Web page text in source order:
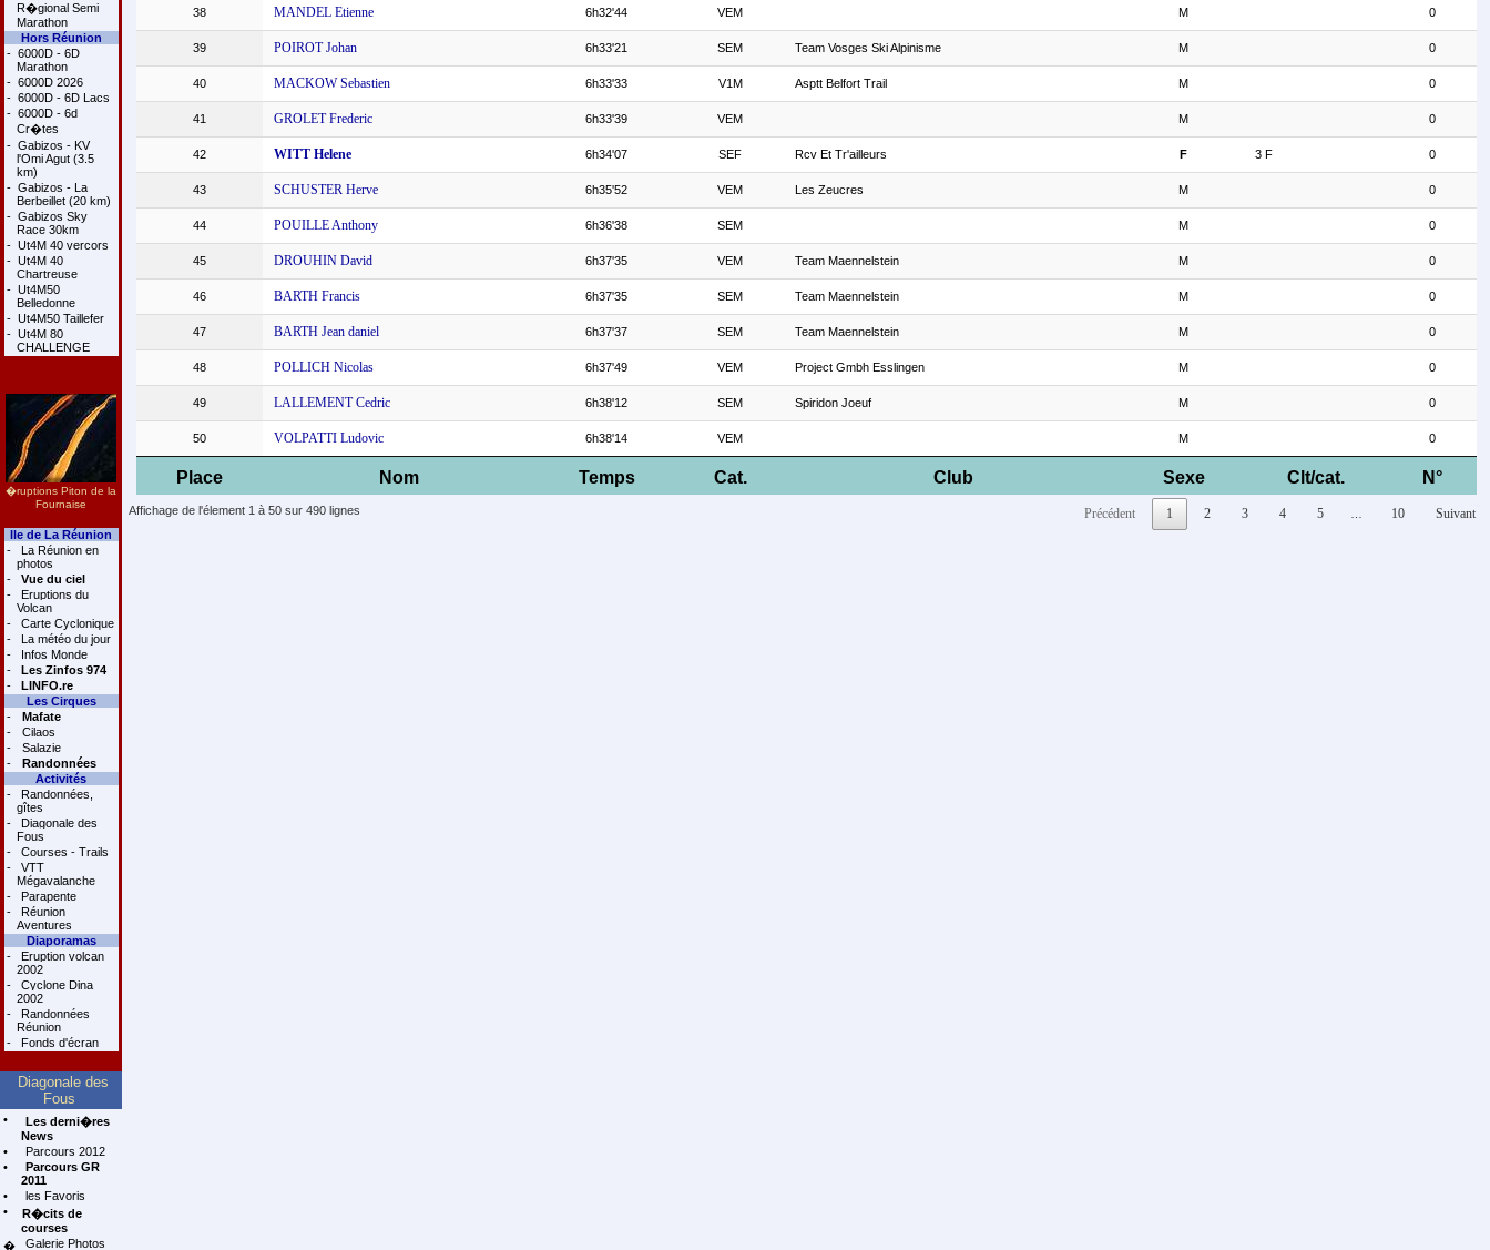
R�gional Semi
Marathon
Hors Réunion
- 6000D - 6D
Marathon
- 6000D 2026
- 6000D - 6D Lacs
- 6000D - 6d
Cr�tes
- Gabizos - KV
l'Omi Agut (3.5
km)
- Gabizos - La
Berbeillet (20 km)
- Gabizos Sky
Race 30km
- Ut4M 40 vercors
- Ut4M 40
Chartreuse
- Ut4M50
Belledonne
- Ut4M50 Taillefer
- Ut4M 80
CHALLENGE
�ruptions Piton de la
Fournaise
Ile de La Réunion
-
La Réunion en
photos
-
Vue du ciel
-
Eruptions du
Volcan
-
Carte Cyclonique
-
La météo du jour
-
Infos Monde
-
Les Zinfos 974
-
LINFO.re
Les Cirques
-
Mafate
-
Cilaos
-
Salazie
-
Randonnées
Activités
-
Randonnées,
gîtes
-
Diagonale des
Fous
-
Courses - Trails
-
VTT
Mégavalanche
-
Parapente
-
Réunion
Aventures
Diaporamas
-
Eruption volcan
2002
-
Cyclone Dina
2002
-
Randonnées
Réunion
-
Fonds d'écran
Diagonale des
Fous
•
Les derni�res
News
•
Parcours 2012
•
Parcours GR
2011
•
les Favoris
•
R�cits de
courses
�
Galerie Photos
Place Nom Temps Cat. Club Sexe Clt/cat. N°
38 MANDEL Etienne 6h32'44 VEM M 0
39 POIROT Johan 6h33'21 SEM Team Vosges Ski Alpinisme M 0
40 MACKOW Sebastien 6h33'33 V1M Asptt Belfort Trail M 0
41 GROLET Frederic 6h33'39 VEM M 0
42 WITT Helene 6h34'07 SEF Rcv Et Tr'ailleurs F 3 F 0
43 SCHUSTER Herve 6h35'52 VEM Les Zeucres M 0
44 POUILLE Anthony 6h36'38 SEM M 0
45 DROUHIN David 6h37'35 VEM Team Maennelstein M 0
46 BARTH Francis 6h37'35 SEM Team Maennelstein M 0
47 BARTH Jean daniel 6h37'37 SEM Team Maennelstein M 0
48 POLLICH Nicolas 6h37'49 VEM Project Gmbh Esslingen M 0
49 LALLEMENT Cedric 6h38'12 SEM Spiridon Joeuf M 0
50 VOLPATTI Ludovic 6h38'14 VEM M 0
Affichage de l'élement 1 à 50 sur 490 lignes Précédent 1 2 3 4 5 10 Suivant